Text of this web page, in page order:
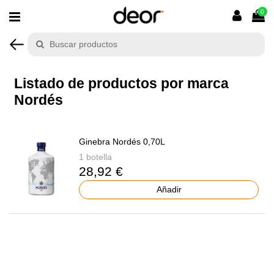
0
Listado de productos por marca
Nordés
Ginebra Nordés 0,70L
1 botella
28,92 €
Añadir